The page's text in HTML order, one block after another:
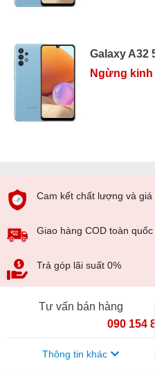
Galaxy A32
Ngừng kinh
Cam kết chất lượng và giá
Giao hàng COD toàn quốc
Trả góp lãi suất 0%
Tư vấn bán hàng
090 154 8866
Thông tin khác